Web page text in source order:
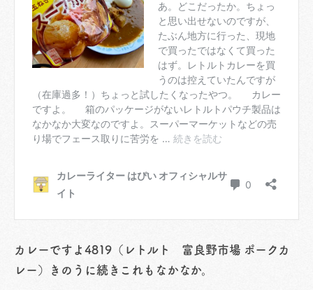
カレーですよ4819（レトルト 富良野市場 ポークカ
レー）きのうに続きこれもなかなか。